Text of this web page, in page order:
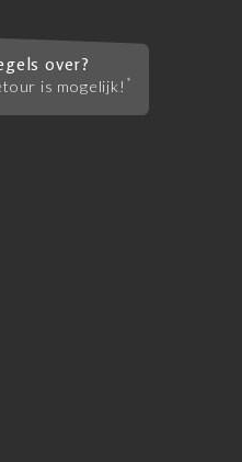
over?
is mogelijk! *